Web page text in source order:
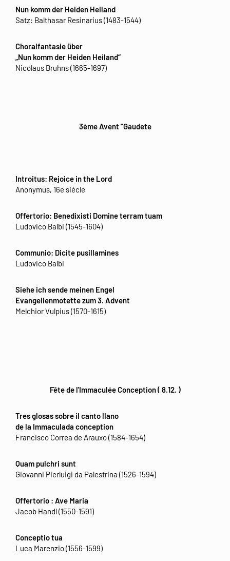
Nun komm der Heiden Heiland
Satz: Balthasar Resinarius (1483-1544)
Choralfantasie über
„Nun komm der Heiden Heiland“
Nicolaus Bruhns (1665-1697)
3ème Avent "Gaudete
Introitus: Rejoice in the Lord
Anonymus, 16e siècle
Offertorio: Benedixisti Domine terram tuam
Ludovico Balbi (1545-1604)
Communio: Dicite pusillamines
Ludovico Balbi
Siehe ich sende meinen Engel
Evangelienmotette zum 3. Advent
Melchior Vulpius (1570-1615)
Fête de l'Immaculée Conception ( 8.12. )
Tres glosas sobre il canto llano
de la Immaculada conception
Francisco Correa de Arauxo (1584-1654)
Quam pulchri sunt
Giovanni Pierluigi da Palestrina (1526-1594)
Offertorio : Ave Maria
Jacob Handl (1550-1591)
Conceptio tua
Luca Marenzio (1556-1599)